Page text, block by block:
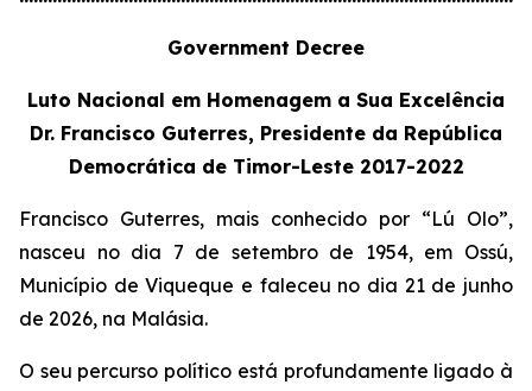
Government Decree
Luto Nacional em Homenagem a Sua Excelência
Dr. Francisco Guterres, Presidente da República
Democrática de Timor-Leste 2017-2022
Francisco Guterres, mais conhecido por “Lú Olo”,
nasceu no dia 7 de setembro de 1954, em Ossú,
Município de Viqueque e faleceu no dia 21 de junho
de 2026, na Malásia.
O seu percurso político está profundamente ligado à